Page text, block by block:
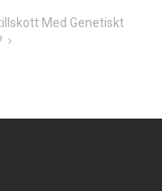
Med Genetiskt